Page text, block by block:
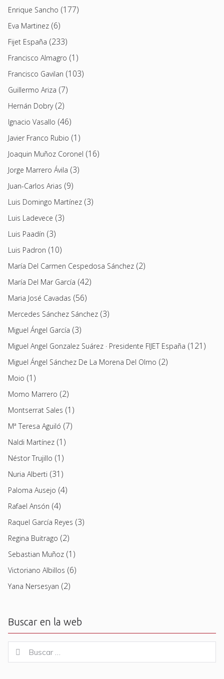
Enrique Sancho (177)
Eva Martinez (6)
Fijet España (233)
Francisco Almagro (1)
Francisco Gavilan (103)
Guillermo Ariza (7)
Hernán Dobry(2)
Ignacio Vasallo (46)
Javier Franco Rubio (1)
Joaquin Muñoz Coronel (16)
Jorge Marrero Ávila (3)
Juan-Carlos Arias (9)
Luis Domingo Martínez (3)
Luis Ladevece (3)
Luis Paadín (3)
Luis Padron (10)
María Del Carmen Cespedosa Sánchez (2)
María Del Mar García (42)
Maria José Cavadas (56)
Mercedes Sánchez Sánchez (3)
Miguel Ángel García (3)
Miguel Angel Gonzalez Suárez · Presidente FIJET España (121)
Miguel Ángel Sánchez De La Morena Del Olmo (2)
Moio (1)
Momo Marrero (2)
Montserrat Sales (1)
Mª Teresa Aguiló (7)
Naldi Martínez (1)
Néstor Trujillo (1)
Nuria Alberti (31)
Paloma Ausejo (4)
Rafael Ansón (4)
Raquel García Reyes (3)
Regina Buitrago (2)
Sebastian Muñoz (1)
Victoriano Albillos (6)
Yana Nersesyan (2)
Buscar en la web
for:
Buscar